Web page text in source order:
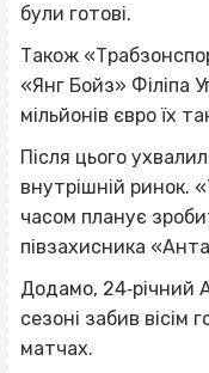
були готові.
Також
«Янг Бойз» Філіпа
мільйонів євро їх
Після цього
внутрішній ринок.
часом планує
півзахисника
Додамо, 24‐річний
сезоні забив вісім
матчах.